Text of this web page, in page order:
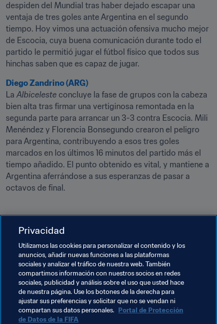
despiden del Mundial tras haber dejado escapar una
ventaja de tres goles ante Argentina en el segundo
tiempo. Hoy vimos una actuación ofensiva mucho mejor
de Escocia, cuya buena comunicación durante todo el
partido le permitió jugar el fútbol físico que todos sus
hinchas saben que es capaz de jugar.
Diego Zandrino (ARG)
La Albiceleste concluye la fase de grupos con la cabeza
bien alta tras firmar una vertiginosa remontada en la
segunda parte para arrancar un 3-3 contra Escocia. Mili
Menéndez y Florencia Bonsegundo crearon el peligro
para Argentina, contribuyendo a esos tres goles
marcados en los últimos 16 minutos del partido más el
tiempo añadido. El punto obtenido es vital, y mantiene a
Argentina aferrándose a sus esperanzas de pasar a
octavos de final.
Próximamente
20 de junio (horarios en hora local)
Camerún-Nueva Zelanda:
Países Bajos-Canadá:
Suecia-Estados Unidos:
Tailandia-Chile: Grupo F, Rennes, 21:00
Privacidad
Utilizamos las cookies para personalizar el contenido y los
anuncios, añadir nuevas funciones a las plataformas
sociales y analizar el tráfico de nuestra web. También
compartimos información con nuestros socios en redes
sociales, publicidad y análisis sobre el uso que usted hace
de nuestra página. Use los botones de la derecha para
ajustar sus preferencias y solicitar que no se vendan ni
compartan sus datos personales. Portal de Protección
de Datos de la FIFA